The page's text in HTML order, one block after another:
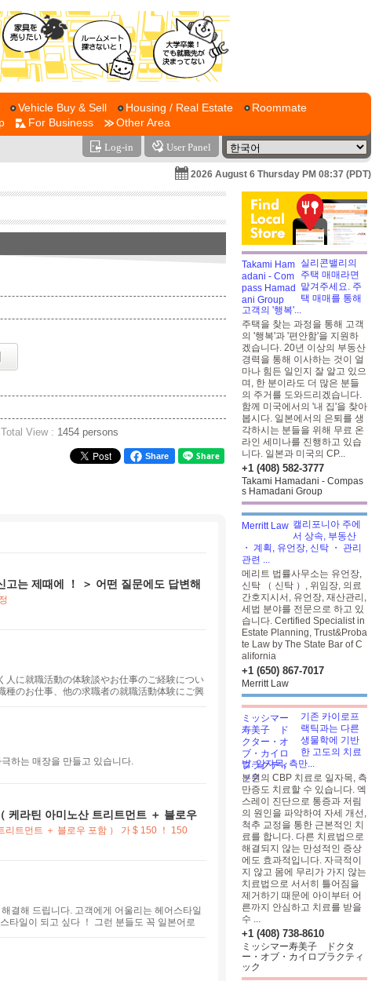
Vehicle Buy & Sell Housing / Real Estate
Roommate
For Business Other Area
Log-in User Panel
2026 August 6 Thursday PM 08:37 (PDT)
Total View : 1454 persons
Share
고는 제때에 ！ ＞ 어떤 질문에도 답변해
人に就職活動の体験談やお仕事のご経験につい
のお仕事、他の求職者の就職活動体験にご興
하는 매장을 만들고 있습니다.
케라틴 아미노산 트리트먼트 ＋ 블로우
트먼트 ＋ 블로우 포함 ） 가 $ 150 ！ 150
결해 드립니다. 고객에게 어울리는 헤어스타일
타일이 되고 싶다 ！ 그런 분들도 꼭 일본어로
실리콘밸리의
주택 매매라면
맡겨주세요. 주
택 매매를 통해
고객의 '행복'...
주택을 찾는 과정을 통해 고객
의 '행복'과 '편안함'을 지원하
겠습니다. 20년 이상의 부동산
경력을 통해 이사하는 것이 얼
마나 힘든 일인지 잘 알고 있으
며, 한 분이라도 더 많은 분들
의 주거를 도와드리겠습니다.
함께 미국에서의 '내 집'을 찾아
봅시다. 일본에서의 은퇴를 생
각하시는 분들을 위해 무료 온
라인 세미나를 진행하고 있습
니다. 일본과 미국의 CP...
+1 (408) 582-3777
Takami Hamadani - Compas
s Hamadani Group
캘리포니아 주에
서 상속, 부동산
・ 계획, 유언장, 신탁 ・ 관리
관련 ...
메리트 법률사무소는 유언장,
신탁 （ 신탁 ）, 위임장, 의료
간호지시서, 유언장, 재산관리,
세법 분야를 전문으로 하고 있
습니다. Certified Specialist in
Estate Planning, Trust&Proba
te Law by The State Bar of C
alifornia
+1 (650) 867-7017
Merritt Law
기존 카이로프
랙틱과는 다른
생물학에 기반
한 고도의 치료
법. 일자목, 측만...
본원의 CBP 치료로 일자목, 측
만증도 치료할 수 있습니다. 엑
스레이 진단으로 통증과 저림
의 원인을 파악하여 자세 개선,
척추 교정을 통한 근본적인 치
료를 합니다. 다른 치료법으로
해결되지 않는 만성적인 증상
에도 효과적입니다. 자극적이
지 않고 몸에 무리가 가지 않는
치료법으로 서서히 틀어짐을
제거하기 때문에 아이부터 어
른까지 안심하고 치료를 받을
수 ...
+1 (408) 738-8610
ミッシマー寿美子 ドクタ
ー・オブ・カイロプラクティ
ック